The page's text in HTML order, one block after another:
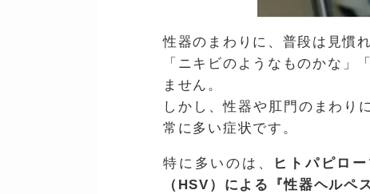
性器のまわりに、普段は見慣
「ニキビのようなものかな」
ません。
しかし、性器や肛門のまわり
常に多い症状です。
特に多いのは、 ヒトパピロ
（HSV）による『性器ヘルペス